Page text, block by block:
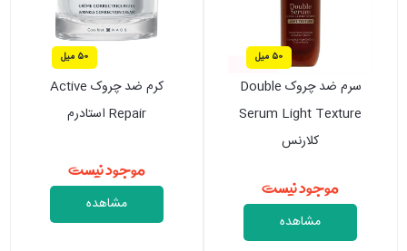
50 میل
سرم ضد چروک Double
Serum Light Texture
کلارنس
موجود نیست
مشاهده
50 میل
کرم ضد چروک Active
Repair استادرم
موجود نیست
مشاهده